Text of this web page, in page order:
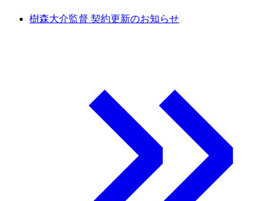
樹森大介監督 契約更新のお知らせ